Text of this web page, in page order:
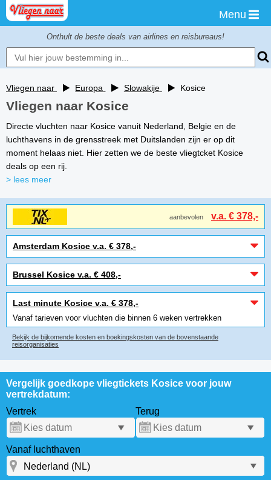
Menu
Onthult de beste deals van airlines en reisbureaus!
Vliegen naar Europa Slowakije Kosice
Vliegen naar Kosice
Directe vluchten naar Kosice vanuit Nederland, Belgie en de
luchthavens in de grensstreek met Duitslanden zijn er op dit
moment helaas niet. Hier zetten we de beste vliegtcket Kosice
deals op een rij.
> lees meer
aanbevolen v.a. € 378,-
Amsterdam Kosice v.a. € 378,-
Brussel Kosice v.a. € 408,-
Last minute Kosice v.a. € 378,-
Vanaf tarieven voor vluchten die binnen 6 weken vertrekken
Bekijk de bijkomende kosten en boekingskosten van de bovenstaande
reisorganisaties
Vergelijk goedkope vliegtickets Kosice voor jouw
vertrekdatum:
Vertrek
Terug
Vanaf luchthaven